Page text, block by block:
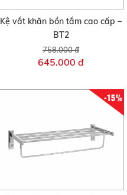
Kệ vắt khăn bồn tắm cao cấp –
BT2
758.000 đ
645.000 đ
-15%